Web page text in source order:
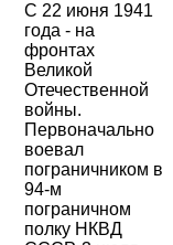
С 22 июня 1941
года - на
фронтах
Великой
Отечественной
войны.
Первоначально
воевал
пограничником в
94-м
пограничном
полку НКВД